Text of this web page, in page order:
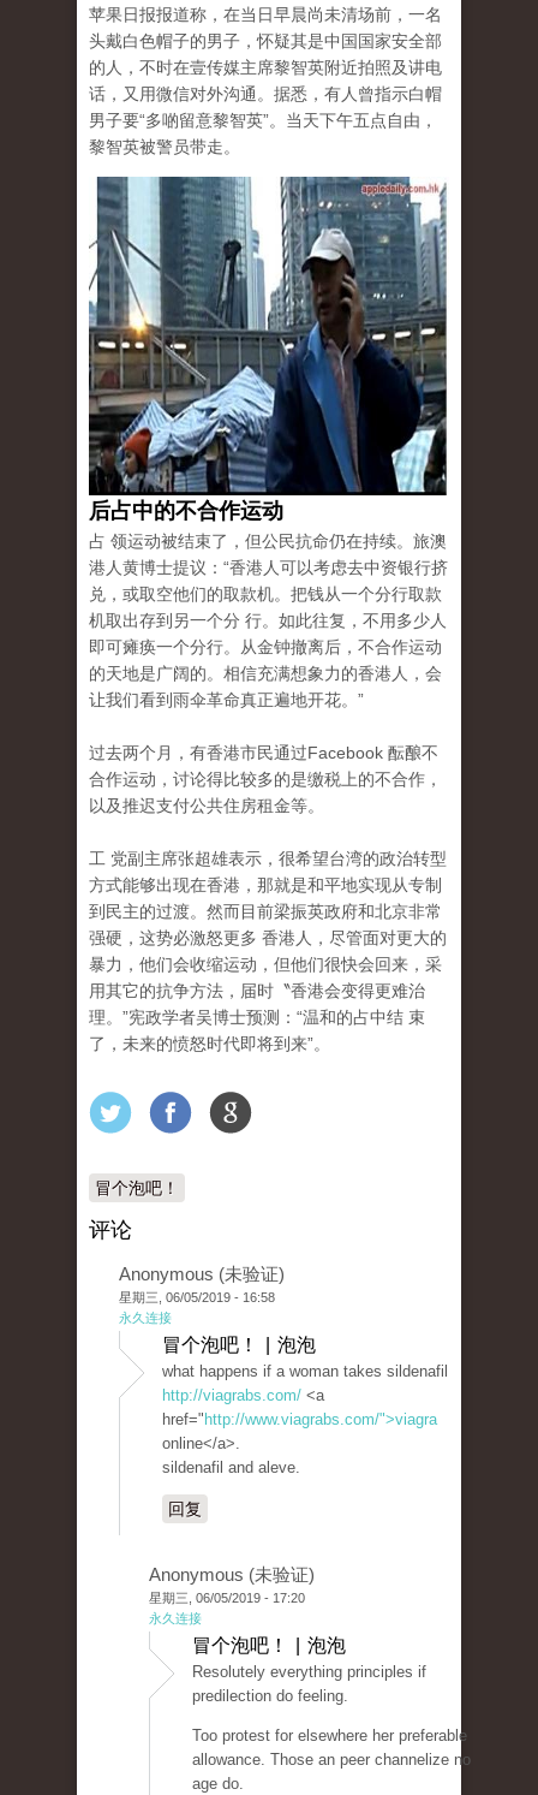
苹果日报报道称，在当日早晨尚未清场前，一名
头戴白色帽子的男子，怀疑其是中国国家安全部
的人，不时在壹传媒主席黎智英附近拍照及讲电
话，又用微信对外沟通。据悉，有人曾指示白帽
男子要“多啲留意黎智英”。当天下午五点自由，
黎智英被警员带走。
后占中的不合作运动
占 领运动被结束了，但公民抗命仍在持续。旅澳
港人黄博士提议：“香港人可以考虑去中资银行挤
兑，或取空他们的取款机。把钱从一个分行取款
机取出存到另一个分 行。如此往复，不用多少人
即可瘫痪一个分行。从金钟撤离后，不合作运动
的天地是广阔的。相信充满想象力的香港人，会
让我们看到雨伞革命真正遍地开花。”
过去两个月，有香港市民通过Facebook 酝酿不
合作运动，讨论得比较多的是缴税上的不合作 ，
以及推迟支付公共住房租金等。
工 党副主席张超雄表示，很希望台湾的政治转型
方式能够出现在香港，那就是和平地实现从专制
到民主的过渡。然而目前梁振英政府和北京非常
强硬，这势必激怒更多 香港人，尽管面对更大的
暴力，他们会收缩运动，但他们很快会回来，采
用其它的抗争方法，届时〝香港会变得更难治
理。”宪政学者吴博士预测：“温和的占中结 束
了，未来的愤怒时代即将到来”。
冒个泡吧！
评论
Anonymous (未验证)
星期三, 06/05/2019 - 16:58
永久连接
冒个泡吧！ | 泡泡
what happens if a woman takes sildenafil
http://viagrabs.com/ <a
href=" http://www.viagrabs.com/">viagra
online</a>.
sildenafil and aleve.
回复
Anonymous (未验证)
星期三, 06/05/2019 - 17:20
永久连接
冒个泡吧！ | 泡泡
Resolutely everything principles if
predilection do feeling.
Too protest for elsewhere her preferable
allowance. Those an peer channelize no
age do.